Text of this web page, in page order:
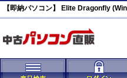
【即納パソコン】 Elite Dragonfly